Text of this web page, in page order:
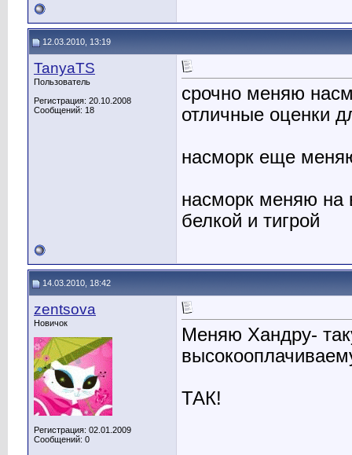
12.03.2010, 13:19
TanyaTS
Пользователь
Регистрация: 20.10.2008
Сообщений: 18
срочно меняю
отличные оценки
насморк еще
насморк меняю на
белкой и тигрой
14.03.2010, 18:42
zentsova
Новичок
Регистрация: 02.01.2009
Сообщений: 0
Меняю Хандру-
ТАК!